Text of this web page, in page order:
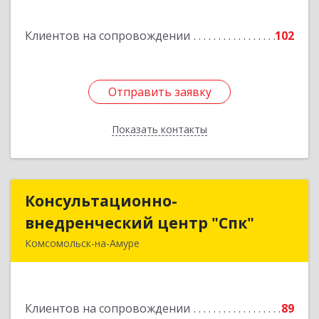
Клиентов на сопровождении 102
Отправить заявку
Показать контакты
Подробнее
Отправить заявку
Назад
Консультационно-
внедренческий центр "Спк"
Комсомольск-на-Амуре
Клиентов на сопровождении 89
Консультационно-
внедренческий центр "Спк"
Подробнее